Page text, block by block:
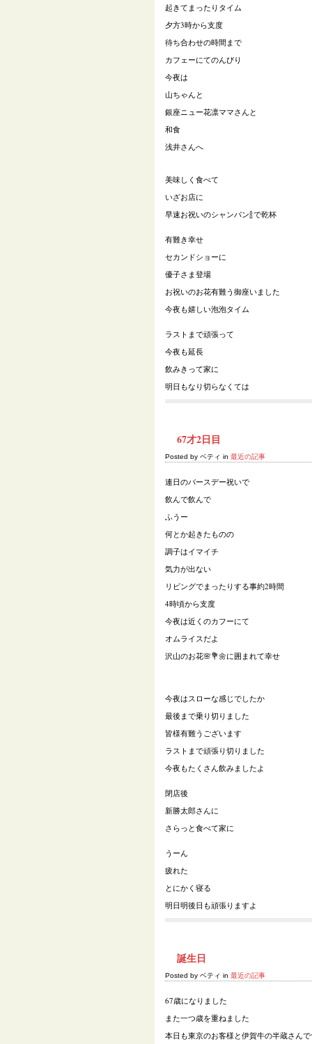
起きてまったりタイム
夕方3時から支度
待ち合わせの時間まで
カフェーにてのんびり
今夜は
山ちゃんと
銀座ニュー花凛ママさんと
和食
浅井さんへ
美味しく食べて
いざお店に
早速お祝いのシャンパン🍾で乾杯
有難き幸せ
セカンドショーに
優子さま登場
お祝いのお花有難う御座いました
今夜も嬉しい泡泡タイム
ラストまで頑張って
今夜も延長
飲みきって家に
明日もなり切らなくては
67才2日目
Posted by ベティ in 最近の記事
連日のバースデー祝いで
飲んで飲んで
ふうー
何とか起きたものの
調子はイマイチ
気力が出ない
リビングでまったりする事約2時間
4時頃から支度
今夜は近くのカフーにて
オムライスだよ
沢山のお花🌸💐🌼に囲まれて幸せ
今夜はスローな感じでしたか
最後まで乗り切りました
皆様有難うございます
ラストまで頑張り切りました
今夜もたくさん飲みましたよ
閉店後
新勝太郎さんに
さらっと食べて家に
うーん
疲れた
とにかく寝る
明日明後日も頑張りますよ
誕生日
Posted by ベティ in 最近の記事
67歳になりました
また一つ歳を重ねました
本日も東京のお客様と伊賀牛の半蔵さん